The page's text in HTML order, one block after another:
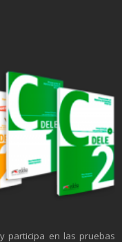
participa en las pruebas